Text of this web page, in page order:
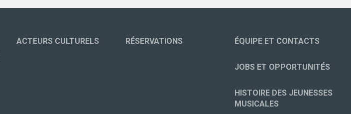
ACTEURS CULTURELS RÉSERVATIONS ÉQUIPE ET CONTACTS
JOBS ET OPPORTUNITÉS
HISTOIRE DES JEUNESSES
MUSICALES